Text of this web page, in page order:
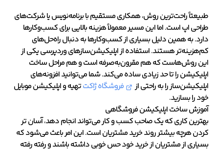
طبیعتاً راحت‌ترین روش، همکاری مستقیم با برنامه‌نویس یا شرکت‌های
طراحی اپ است. اما این مسیر معمولاً هزینه بالایی برای کسب‌وکارها
دارد. به همین دلیل بسیاری از کسب‌وکارها به دنبال راه‌حل‌های
کم‌هزینه‌تر هستند. استفاده از اپلیکیشن‌سازهای وردپرسی یکی از
این روش‌هاست که هم مقرون‌به‌صرفه است و هم مراحل ساخت
اپلیکیشن را تا حد زیادی ساده می‌کند. شما می‌توانید افزونه‌های
اپلیکیشن‌ساز را به راحتی از
فروشگاه ژاکتتهیه و اپلیکیشن موبایل
خود را بسازید.
آموزش ساخت اپلیکیشن فروشگاهی
بهترین کاری که یک صاحب کسب و کار می‌تواند انجام دهد، آسان‌ تر
کردن هرچه بیشتر روند خرید مشتریان است. این امر باعث می‌شود که
بسیاری از مشتریان از خرید خود حس خوبی داشته باشند و رفته رفته